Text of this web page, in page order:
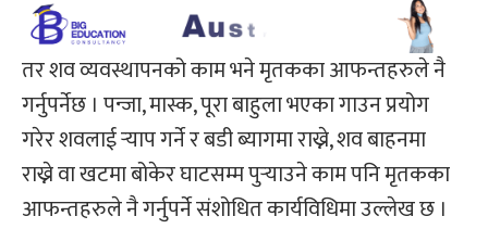
तर शव व्यवस्थापनको काम भने मृतकका आफन्तहरुले नै
गर्नुपर्नेछ । पन्जा, मास्क, पूरा बाहुला भएका गाउन प्रयोग
गरेर शवलाई र्‍याप गर्ने र बडी ब्यागमा राख्ने, शव बाहनमा
राख्ने वा खटमा बोकेर घाटसम्म पुर्‍याउने काम पनि मृतकका
आफन्तहरुले नै गर्नुपर्ने संशोधित कार्यविधिमा उल्लेख छ ।